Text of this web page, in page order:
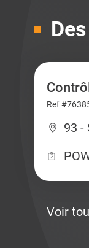
Ref
93 -
Voir